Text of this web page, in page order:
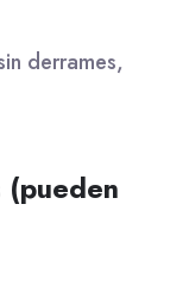
derrames,
(pueden